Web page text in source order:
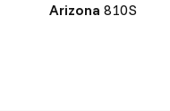
Arizona 810S